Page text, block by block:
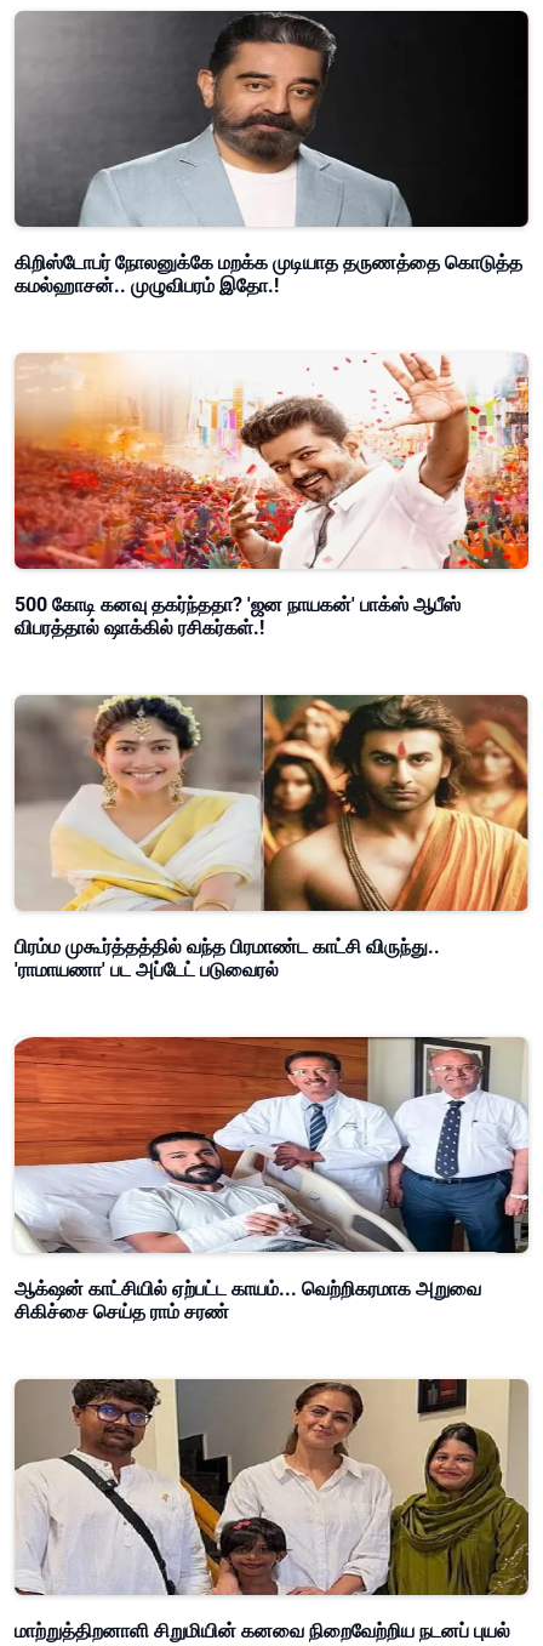
கிறிஸ்டோபர் நோலனுக்கே மறக்க முடியாத தருணத்தை கொடுத்த
கமல்ஹாசன்.. முழுவிபரம் இதோ.!
500 கோடி கனவு தகர்ந்ததா? 'ஜன நாயகன்' பாக்ஸ் ஆபீஸ்
விபரத்தால் ஷாக்கில் ரசிகர்கள்.!
பிரம்ம முகூர்த்தத்தில் வந்த பிரமாண்ட காட்சி விருந்து..
'ராமாயணா' பட அப்டேட் படுவைரல்
ஆக்‌ஷன் காட்சியில் ஏற்பட்ட காயம்... வெற்றிகரமாக அறுவை
சிகிச்சை செய்த ராம் சரண்
மாற்றுத்திறனாளி சிறுமியின் கனவை நிறைவேற்றிய நடனப் புயல்